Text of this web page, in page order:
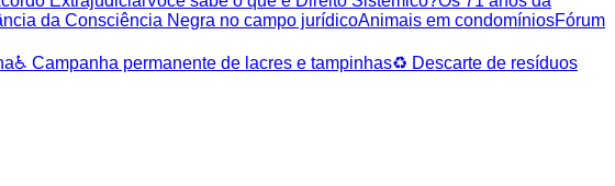
da Consciência Negra no campo jurídicoAnimais em condomíniosFórum
♿ Campanha permanente de lacres e tampinhas♻️ Descarte de resíduos